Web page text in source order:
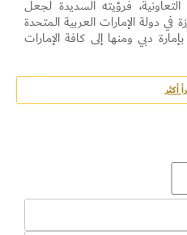
فرؤيته السديدة لجعل
في دولة الإمارات العربية المتحدة
دبي ومنها إلى كافة الإمارات
ولكل موظف بصمته المشهودة أكثر